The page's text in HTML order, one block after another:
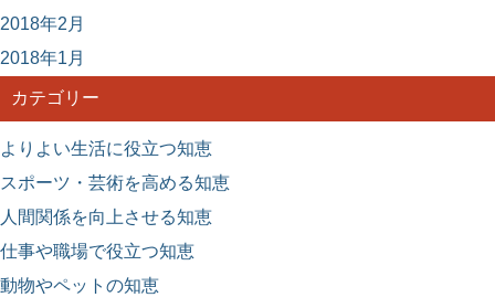
2018年2月
2018年1月
カテゴリー
よりよい生活に役立つ知恵
スポーツ・芸術を高める知恵
人間関係を向上させる知恵
仕事や職場で役立つ知恵
動物やペットの知恵